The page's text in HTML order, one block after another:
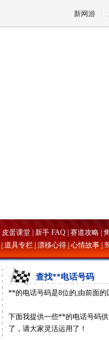
新网游
皮蛋课堂 新手 FAQ 赛道攻略
|道具专栏|漂移心得|心情故事|
查找**电话号码
**的电话号码是8位的,由前面
下面我提供一些**的电话号码
了，请大家灵活运用了！